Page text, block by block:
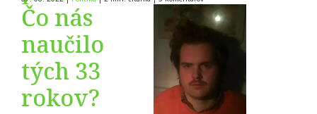
Čo nás
naučilo
tých 33
rokov?